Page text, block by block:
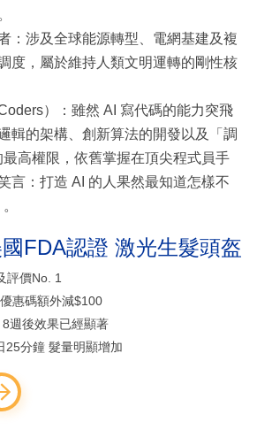
：涉及全球能源轉型、電網基建及複
度，屬於維持人類文明運轉的剛性核
）：雖然 AI 寫代碼的能力突飛
輯的架構、創新算法的開發以及「調
高權限，依舊掌握在頂尖程式員手
言：打造 AI 的人果然最知道怎樣不
FDA認證 激光生髮頭盔
評價No. 1
惠碼額外減$100
週後效果已經顯著
25分鐘 髮量明顯增加